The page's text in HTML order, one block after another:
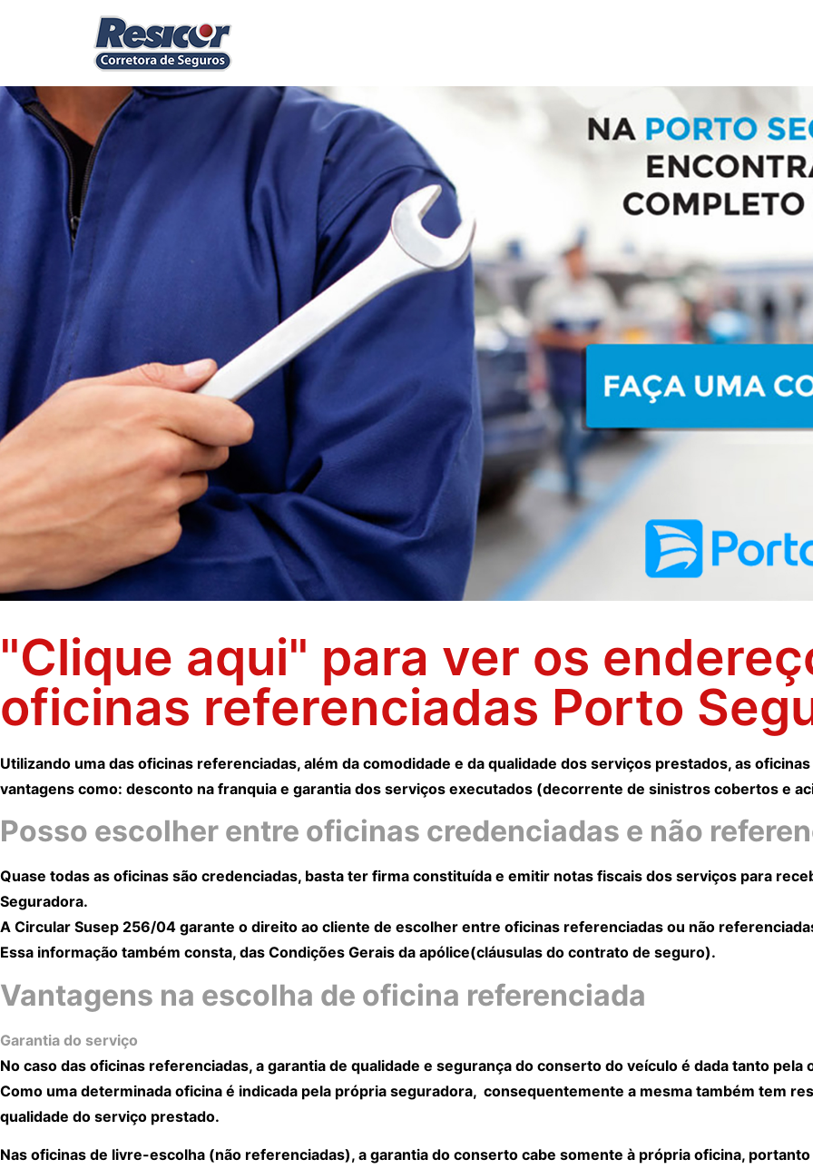
"Clique aqui" para ver os
oficinas referenciadas Porto
Utilizando uma das oficinas referenciadas, além da comodidade e da qualidade dos serviços prestados, as
vantagens como: desconto na franquia e garantia dos serviços executados (decorrente de sinistros cobertos e
Posso escolher entre oficinas credenciadas e não
Quase todas as oficinas são credenciadas, basta ter firma constituída e emitir notas fiscais dos serviços para
Seguradora.
A Circular Susep 256/04 garante o direito ao cliente de escolher entre oficinas referenciadas ou não
Essa informação também consta, das Condições Gerais da apólice(cláusulas do contrato de seguro).
Vantagens na escolha de oficina referenciada
Garantia do serviço
No caso das oficinas referenciadas, a garantia de qualidade e segurança do conserto do veículo é dada tanto pela
Como uma determinada oficina é indicada pela própria seguradora, consequentemente a mesma também tem
qualidade do serviço prestado.
Nas oficinas de livre-escolha (não referenciadas), a garantia do conserto cabe somente à própria oficina,